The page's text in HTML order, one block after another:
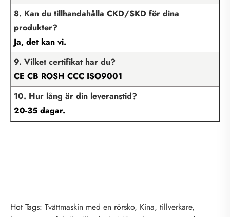
8. Kan du tillhandahålla CKD/SKD för dina
produkter?
Ja, det kan vi.
9. Vilket certifikat har du?
CE CB ROSH CCC ISO9001
10. Hur lång är din leveranstid?
20-35 dagar.
Hot Tags: Tvättmaskin med en rörsko, Kina, tillverkare,